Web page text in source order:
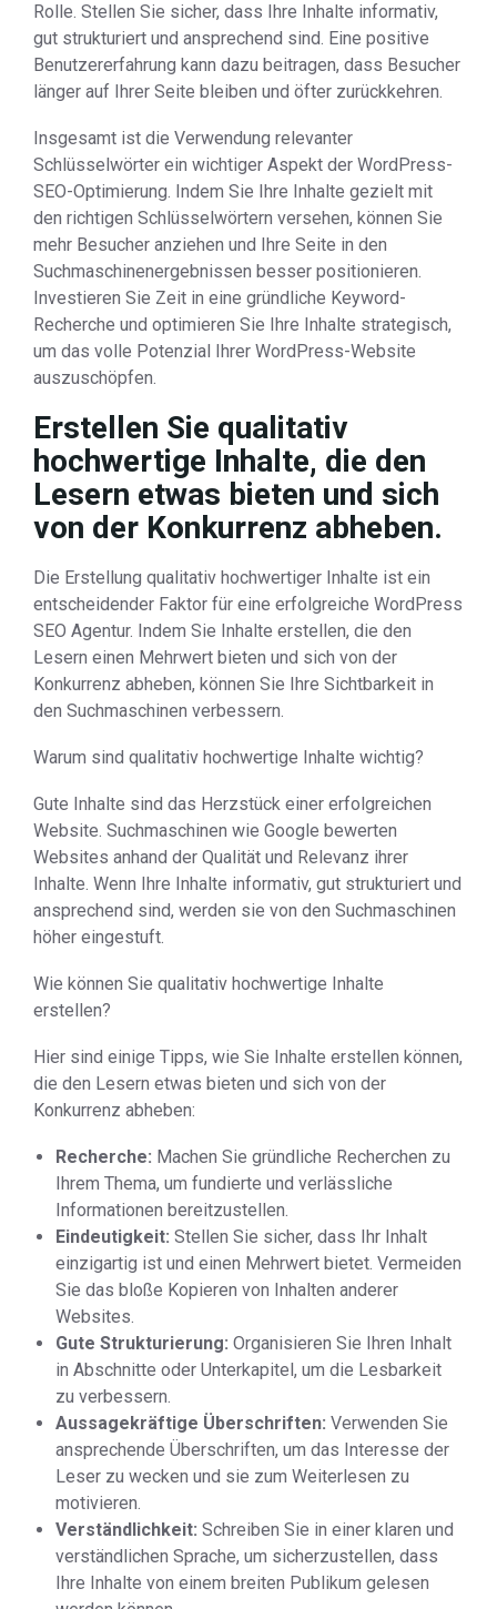
Rolle. Stellen Sie sicher, dass Ihre Inhalte informativ,
gut strukturiert und ansprechend sind. Eine positive
Benutzererfahrung kann dazu beitragen, dass Besucher
länger auf Ihrer Seite bleiben und öfter zurückkehren.
Insgesamt ist die Verwendung relevanter
Schlüsselwörter ein wichtiger Aspekt der WordPress-
SEO-Optimierung. Indem Sie Ihre Inhalte gezielt mit
den richtigen Schlüsselwörtern versehen, können Sie
mehr Besucher anziehen und Ihre Seite in den
Suchmaschinenergebnissen besser positionieren.
Investieren Sie Zeit in eine gründliche Keyword-
Recherche und optimieren Sie Ihre Inhalte strategisch,
um das volle Potenzial Ihrer WordPress-Website
auszuschöpfen.
Erstellen Sie qualitativ
hochwertige Inhalte, die den
Lesern etwas bieten und sich
von der Konkurrenz abheben.
Die Erstellung qualitativ hochwertiger Inhalte ist ein
entscheidender Faktor für eine erfolgreiche WordPress
SEO Agentur. Indem Sie Inhalte erstellen, die den
Lesern einen Mehrwert bieten und sich von der
Konkurrenz abheben, können Sie Ihre Sichtbarkeit in
den Suchmaschinen verbessern.
Warum sind qualitativ hochwertige Inhalte wichtig?
Gute Inhalte sind das Herzstück einer erfolgreichen
Website. Suchmaschinen wie Google bewerten
Websites anhand der Qualität und Relevanz ihrer
Inhalte. Wenn Ihre Inhalte informativ, gut strukturiert und
ansprechend sind, werden sie von den Suchmaschinen
höher eingestuft.
Wie können Sie qualitativ hochwertige Inhalte
erstellen?
Hier sind einige Tipps, wie Sie Inhalte erstellen können,
die den Lesern etwas bieten und sich von der
Konkurrenz abheben:
Recherche: Machen Sie gründliche Recherchen zu
Ihrem Thema, um fundierte und verlässliche
Informationen bereitzustellen.
Eindeutigkeit: Stellen Sie sicher, dass Ihr Inhalt
einzigartig ist und einen Mehrwert bietet. Vermeiden
Sie das bloße Kopieren von Inhalten anderer
Websites.
Gute Strukturierung: Organisieren Sie Ihren Inhalt
in Abschnitte oder Unterkapitel, um die Lesbarkeit
zu verbessern.
Aussagekräftige Überschriften: Verwenden Sie
ansprechende Überschriften, um das Interesse der
Leser zu wecken und sie zum Weiterlesen zu
motivieren.
Verständlichkeit: Schreiben Sie in einer klaren und
verständlichen Sprache, um sicherzustellen, dass
Ihre Inhalte von einem breiten Publikum gelesen